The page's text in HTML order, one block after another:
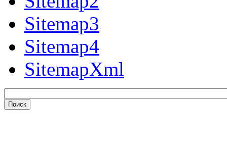
Sitemap3
Sitemap4
SitemapXml